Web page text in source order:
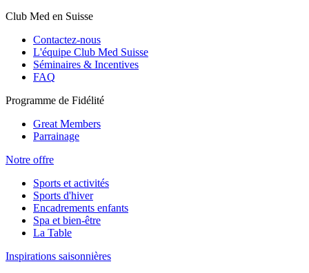
Club Med en Suisse
Contactez-nous
L'équipe Club Med Suisse
Séminaires & Incentives
FAQ
Programme de Fidélité
Great Members
Parrainage
Notre offre
Sports et activités
Sports d'hiver
Encadrements enfants
Spa et bien-être
La Table
Inspirations saisonnières